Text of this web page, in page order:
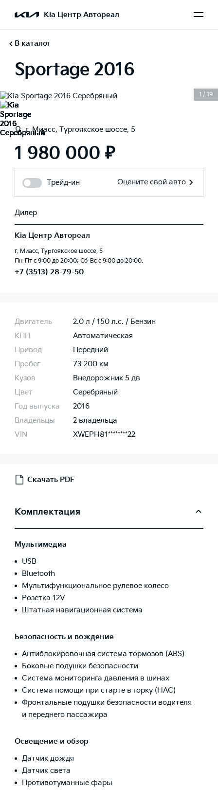
Kia Центр Автореал
В каталог
Sportage 2016
1 / 19
г. Миасс, Тургоякское шоссе, 5
1 980 000 ₽
Трейд-ин Оцените свой авто
Дилер
Kia Центр Автореал
г. Миасс, Тургоякское шоссе, 5
Пн-Пт с 9:00 до 20:00; Сб-Вс с 9:00 до 20:00.
+7 (3513) 28-79-50
Двигатель
2.0 л / 150 л.c. / Бензин
КПП
Автоматическая
Привод
Передний
Пробег
73 200 км
Кузов
Внедорожник 5 дв
Цвет
Серебряный
Год выпуска
2016
Владельцы
2 владельца
VIN
XWEPH81********22
Скачать PDF
Комплектация
Мультимедиа
USB
Bluetooth
Мультифункциональное рулевое колесо
Розетка 12V
Штатная навигационная система
Безопасность и вождение
Антиблокировочная система тормозов (ABS)
Боковые подушки безопасности
Система мониторинга давления в шинах
Система помощи при старте в горку (HAC)
Фронтальные подушки безопасности водителя
и переднего пассажира
Освещение и обзор
Датчик дождя
Датчик света
Противотуманные фары